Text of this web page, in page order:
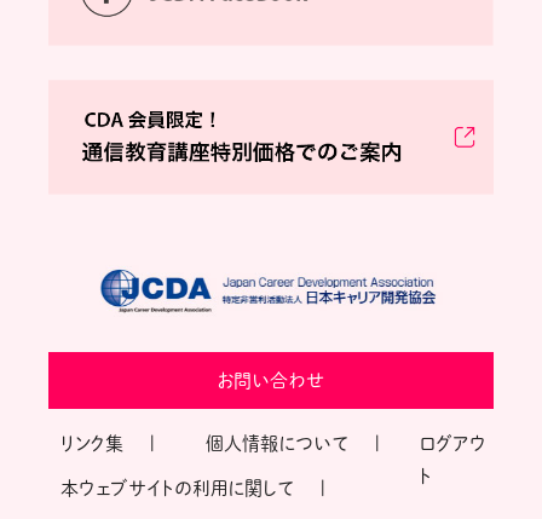
お問い合わせ
リンク集 個人情報について
本ウェブサイトの利用に関して
ログアウ
ト